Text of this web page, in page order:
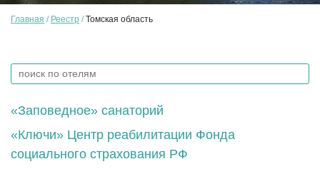
Главная Реестр Томская область
«Заповедное» санаторий
«Ключи» Центр реабилитации Фонда
социального страхования РФ